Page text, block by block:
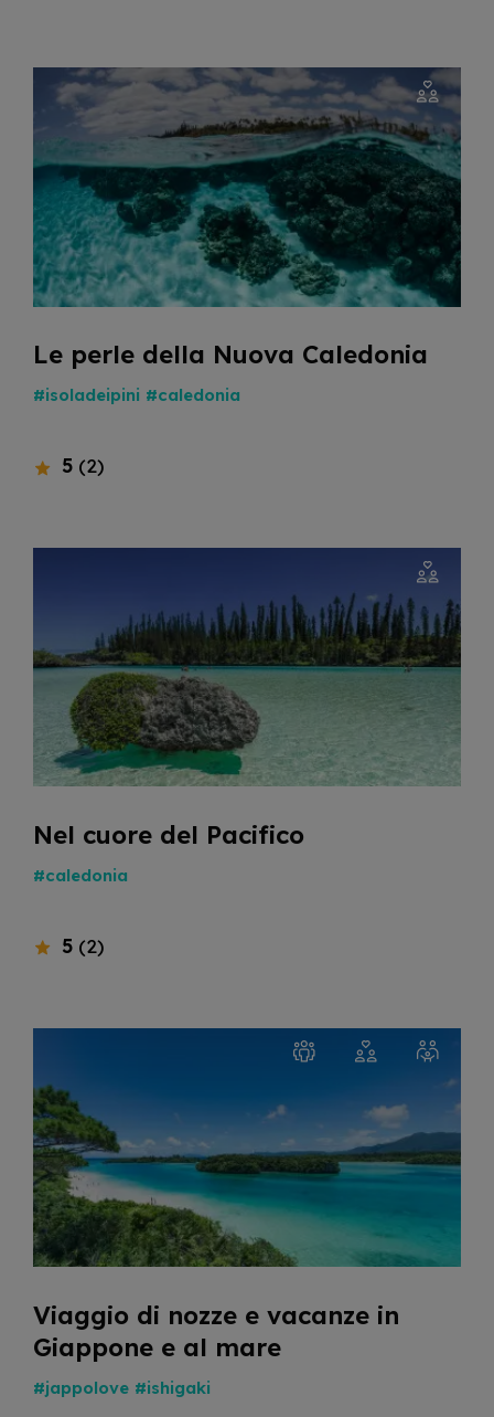
Le perle della Nuova Caledonia
#isoladeipini #caledonia
5 (2)
Nel cuore del Pacifico
#caledonia
5 (2)
Viaggio di nozze e vacanze in
Giappone e al mare
#jappolove #ishigaki